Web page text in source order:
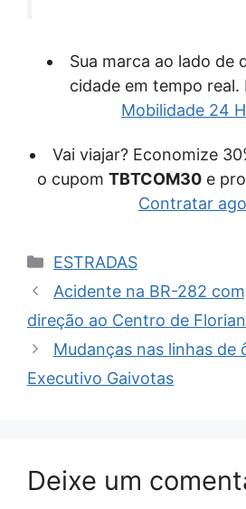
Sua marca ao lado de
cidade em tempo real.
Mobilidade 24
Vai viajar? Economize
o cupom TBTCOM30e
Contratar
Categorias
ESTRADAS
Acidente na BR-282
direção ao Centro de
Mudanças nas linhas de
Executivo Gaivotas
Deixe um